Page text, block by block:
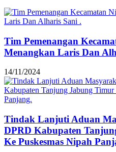
Tim Pemenangan
Menangkan Laris Dan
14/11/2024
Tindak Lanjuti Aduan
DPRD Kabupaten
Ke Puskesmas Nipah